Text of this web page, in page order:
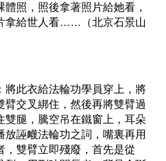
照，照後拿著照片給她看，
拿給世人看……（北京石景山
將此衣給法輪功學員穿上，將
臂交叉綁住，然後再將雙臂過
雙腿，騰空吊在鐵窗上，耳朵
放誣衊法輪功之詞，嘴裏再用
，雙臂立即殘廢，首先是從